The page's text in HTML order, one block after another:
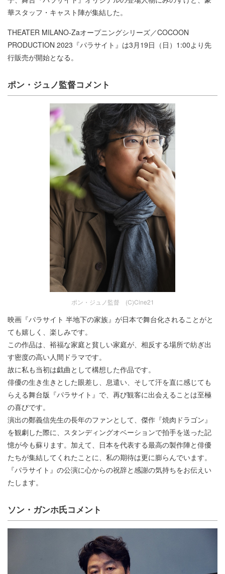
華スタッフ・キャスト陣が集結した。
THEATER MILANO-Zaオープニングシリーズ／COCOON
PRODUCTION 2023『パラサイト』は3月19日（日）1:00より先
行販売が開始となる。
ポン・ジュノ監督コメント
ポン・ジュノ監督 (C)Cine21
映画『パラサイト 半地下の家族』が日本で舞台化されることがと
ても嬉しく、楽しみです。
この作品は、裕福な家庭と貧しい家庭が、相反する場所で紡ぎ出
す密度の高い人間ドラマです。
故に私も当初は戯曲として構想した作品です。
俳優の生き生きとした眼差し、息遣い、そして汗を直に感じても
らえる舞台版『パラサイト』で、再び観客に出会えることは至極
の喜びです。
演出の鄭義信先生の長年のファンとして、傑作『焼肉ドラゴン』
を観劇した際に、スタンディングオベーションで拍手を送った記
憶が今も蘇ります。加えて、日本を代表する最高の製作陣と俳優
たちが集結してくれたことに、私の期待は更に膨らんでいます。
『パラサイト』の公演に心からの祝辞と感謝の気持ちをお伝えい
たします。
ソン・ガンホ氏コメント